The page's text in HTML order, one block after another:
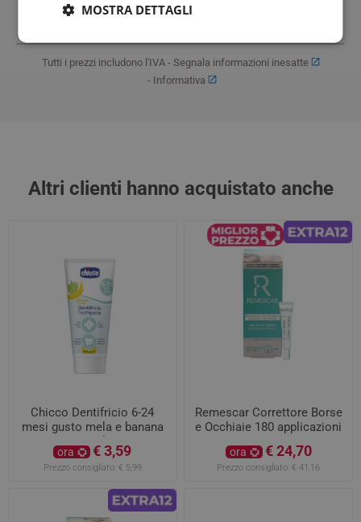
Fax: 02-93560474 Email:
Tutti i prezzi includono l'IVA - Segnala informazioni inesatte
- Informativa
Altri clienti hanno acquistato anche
Chicco Dentifricio 6-24
mesi gusto mela e banana
50ml
ora € 3,59
Prezzo consigliato: € 5,99
Remescar Correttore Borse
e Occhiaie 180 applicazioni
ora € 24,70
Prezzo consigliato: € 41,16
MOSTRA DETTAGLI